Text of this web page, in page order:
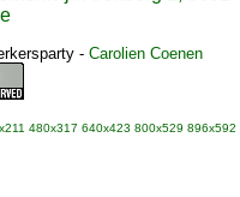
- Carolien Coenen
480x317 640x423 800x529 896x592